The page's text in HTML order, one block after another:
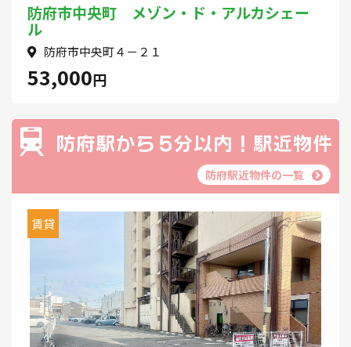
防府市中央町 メゾン・ド・アルカシェー
ル
防府市中央町４－２１
53,000円
防府駅近物件の一覧
賃貸